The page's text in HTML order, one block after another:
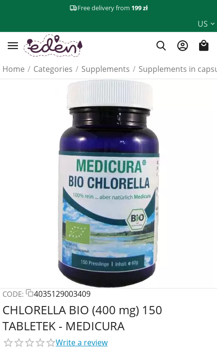
Free delivery from 199 zł
US
Home / Categories / Supplements / Supplements in
CODE: 4035129003409
CHLORELLA BIO (400 mg) 150
TABLETEK - MEDICURA
Write a review